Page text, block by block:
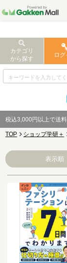
カテゴリ
から探す
ログ
税込3,000円以上で送
TOP ショップ学研＋
表示順